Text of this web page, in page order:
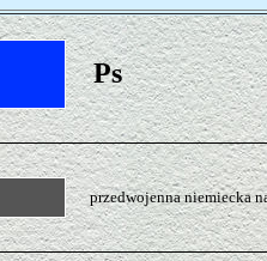
Ps
przedwojenna niemiecka